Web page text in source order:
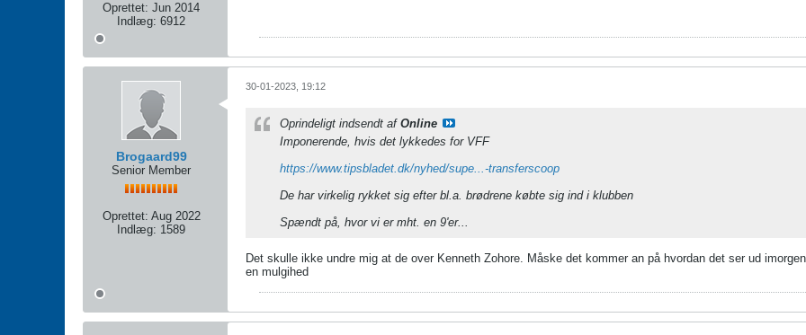
Oprettet: Jun 2014
Indlæg: 6912
Brogaard99
Senior Member
Oprettet: Aug 2022
Indlæg: 1589
30-01-2023, 19:12
Oprindeligt indsendt af Online
Imponerende, hvis det lykkedes for VFF
https://www.tipsbladet.dk/nyhed/supe...-transferscoop
De har virkelig rykket sig efter bl.a. brødrene købte sig ind i klubben
Spændt på, hvor vi er mht. en 9'er...
Det skulle ikke undre mig at de over Kenneth Zohore. Måske det kommer an på hvordan det ser ud
en mulgihed